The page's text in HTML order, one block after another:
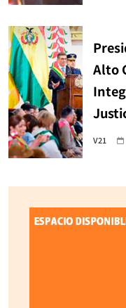
Alto
V21